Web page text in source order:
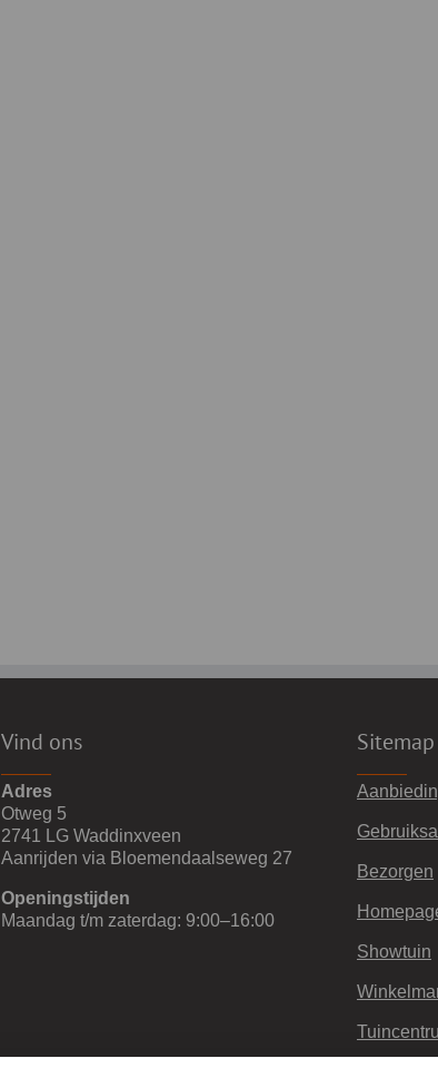
Vind ons
Adres
Otweg 5
2741 LG Waddinxveen
Aanrijden via Bloemendaalseweg 27
Openingstijden
Maandag t/m zaterdag: 9:00–16:00
Sitemap
Bezorgen
Showtuin